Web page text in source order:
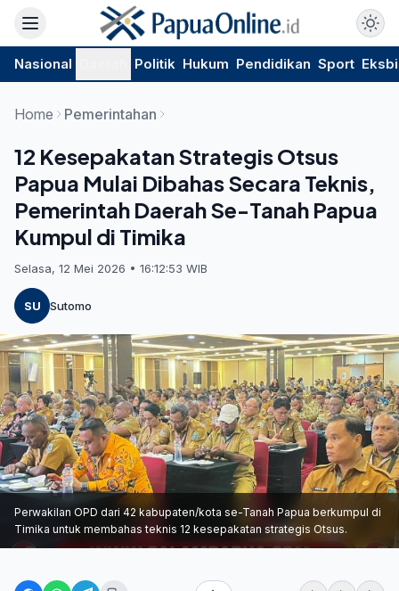
Nasional Politik Hukum Pendidikan Sport
Home Pemerintahan
12 Kesepakatan Strategis Otsus
Papua Mulai Dibahas Secara Teknis,
Pemerintah Daerah Se-Tanah Papua
Kumpul di Timika
Selasa, 12 Mei 2026 • 16:12:53 WIB
SU Sutomo
Perwakilan OPD dari 42 kabupaten/kota se-Tanah Papua berkumpul di
Timika untuk membahas teknis 12 kesepakatan strategis Otsus.